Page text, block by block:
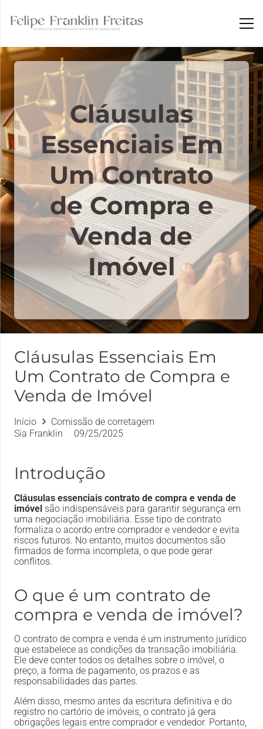
Cláusulas
Essenciais Em
Um Contrato
de Compra e
Venda de
Imóvel
Cláusulas Essenciais Em
Um Contrato de Compra e
Venda de Imóvel
Início
Comissão de corretagem
Sia Franklin
09/25/2025
Introdução
Cláusulas essenciais contrato de compra e venda de
imóvel são indispensáveis para garantir segurança em
uma negociação imobiliária. Esse tipo de contrato
formaliza o acordo entre comprador e vendedor e evita
riscos futuros. No entanto, muitos documentos são
firmados de forma incompleta, o que pode gerar
conflitos.
O que é um contrato de
compra e venda de imóvel?
O contrato de compra e venda é um instrumento jurídico
que estabelece as condições da transação imobiliária.
Ele deve conter todos os detalhes sobre o imóvel, o
preço, a forma de pagamento, os prazos e as
responsabilidades das partes.
Além disso, mesmo antes da escritura definitiva e do
registro no cartório de imóveis, o contrato já gera
obrigações legais entre comprador e vendedor. Portanto,